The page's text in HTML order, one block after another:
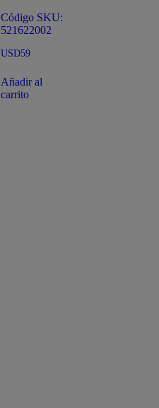
Código SKU:
521622002
USD59
Añadir al
carrito